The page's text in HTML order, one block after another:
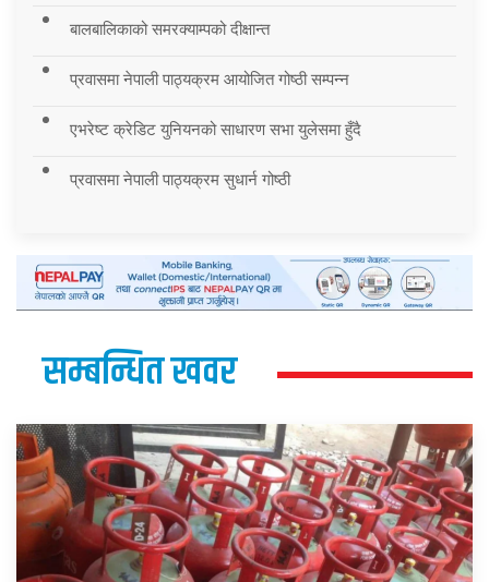
बालबालिकाको समरक्याम्पको दीक्षान्त
प्रवासमा नेपाली पाठ्यक्रम आयोजित गोष्ठी सम्पन्न
एभरेष्ट क्रेडिट युनियनको साधारण सभा युलेसमा हुँदै
प्रवासमा नेपाली पाठ्यक्रम सुधार्न गोष्ठी
सम्बन्धित खवर